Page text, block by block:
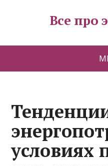
Все про
условиях